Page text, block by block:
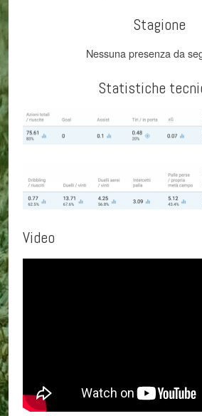
Stagione
Nessuna presenza da
Statistiche
Video